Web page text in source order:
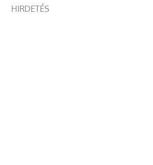
HIRDETÉS